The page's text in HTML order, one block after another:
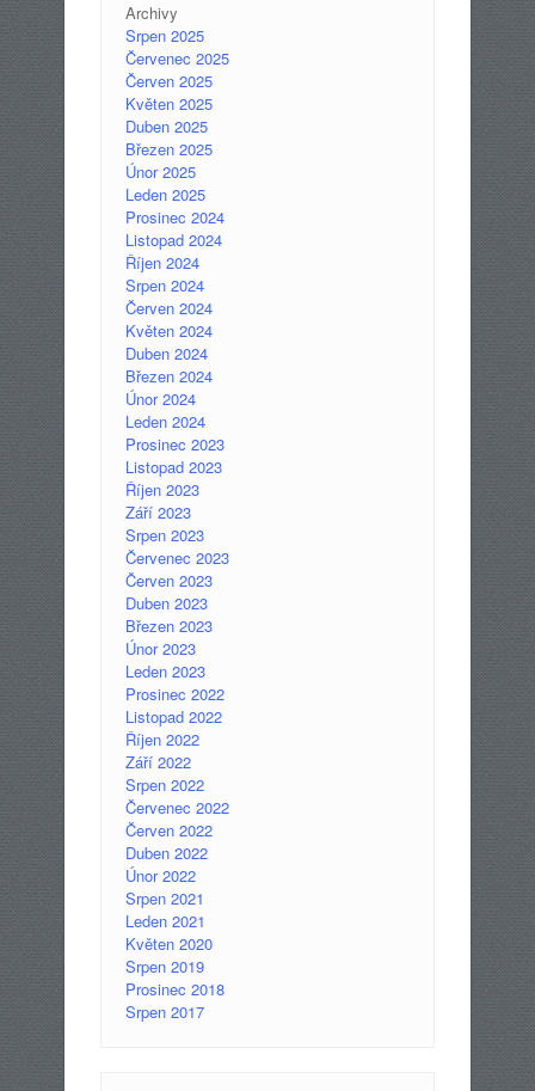
Archivy
Srpen 2025
Červenec 2025
Červen 2025
Květen 2025
Duben 2025
Březen 2025
Únor 2025
Leden 2025
Prosinec 2024
Listopad 2024
Říjen 2024
Srpen 2024
Červen 2024
Květen 2024
Duben 2024
Březen 2024
Únor 2024
Leden 2024
Prosinec 2023
Listopad 2023
Říjen 2023
Září 2023
Srpen 2023
Červenec 2023
Červen 2023
Duben 2023
Březen 2023
Únor 2023
Leden 2023
Prosinec 2022
Listopad 2022
Říjen 2022
Září 2022
Srpen 2022
Červenec 2022
Červen 2022
Duben 2022
Únor 2022
Srpen 2021
Leden 2021
Květen 2020
Srpen 2019
Prosinec 2018
Srpen 2017